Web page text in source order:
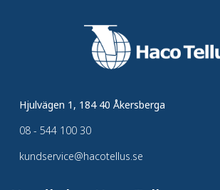
Hjulvägen 1, 184 40 Åkersberga
08 - 544 100 30
kundservice@hacotellus.se